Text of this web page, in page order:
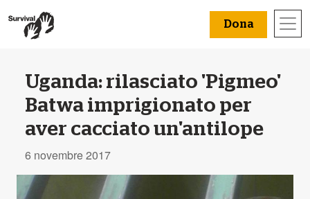
Dona
Uganda: rilasciato 'Pigmeo'
Batwa imprigionato per
aver cacciato un'antilope
6 novembre 2017